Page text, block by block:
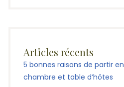
Articles récents
5 bonnes raisons de partir en
chambre et table d’hôtes